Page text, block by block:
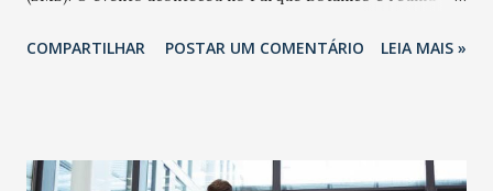
reforma pela qual passa o Centro de Especialidades
laboratório de próteses e implantação da radiologia
COMPARTILHAR POSTAR UM COMENTÁRIO LEIA MAIS »